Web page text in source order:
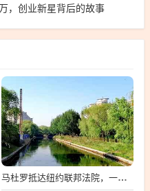
，创业新星背后的故事
马杜罗抵达纽约联邦法院，一场备受瞩目的司法之旅